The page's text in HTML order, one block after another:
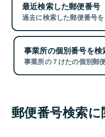
最近検索した郵便番号
過去に検索した郵便番号を
事業所の個別番号を検
事業所の７けたの個別郵
郵便番号検索